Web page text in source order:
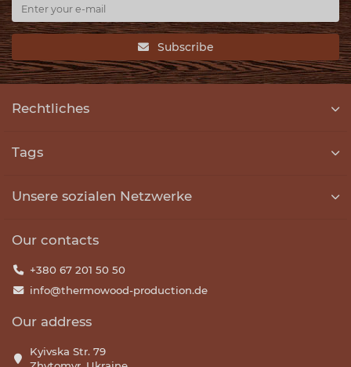
Subscribe
Rechtliches
Tags
Unsere sozialen Netzwerke
Our contacts
+380 67 201 50 50
info@thermowood-production.de
Our address
Kyivska Str. 79